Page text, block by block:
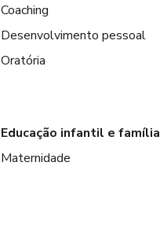
Coaching
Desenvolvimento pessoal
Oratória
Educação infantil e família
Maternidade